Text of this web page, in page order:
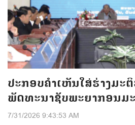
ປະກອບຄຳເຫັນໃສ່ຮ່າງມະ
ພັດທະນາຊັບພະຍາກອນມ
7/31/2026 9:43:53 AM